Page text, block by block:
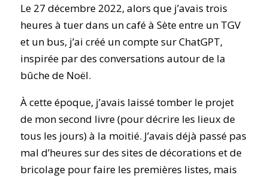
Le 27 décembre 2022, alors que j’avais trois
heures à tuer dans un café à Sète entre un TGV
et un bus, j’ai créé un compte sur ChatGPT,
inspirée par des conversations autour de la
bûche de Noël.
À cette époque, j’avais laissé tomber le projet
de mon second livre (pour décrire les lieux de
tous les jours) à la moitié. J’avais déjà passé pas
mal d’heures sur des sites de décorations et de
bricolage pour faire les premières listes, mais